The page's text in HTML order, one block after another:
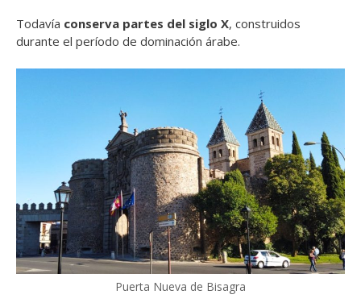
Todavía conserva partes del siglo X, construidos
durante el período de dominación árabe.
Puerta Nueva de Bisagra